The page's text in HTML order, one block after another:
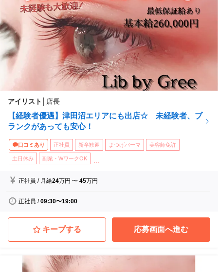
アイリスト 店長
【経験者優遇】津田沼エリアにも出店☆ 未経験者、ブ
ランクがあっても安心！
口コミあり 正社員 新卒歓迎 まつげパーマ 美容師免許
土日休み 副業・WワークOK
正社員 / 月給24万円 〜45万円
正社員 /09:30〜19:00
キープする 応募画面へ進む